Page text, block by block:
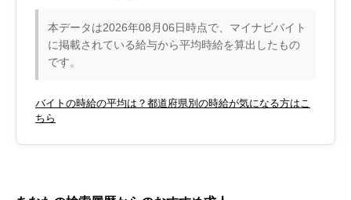
本データは2026年08月06日時点で、マイナビバイト
に掲載されている給与から平均時給を算出したもの
です。
バイトの時給の平均は？都道府県別の時給が気になる方はこ
ちら